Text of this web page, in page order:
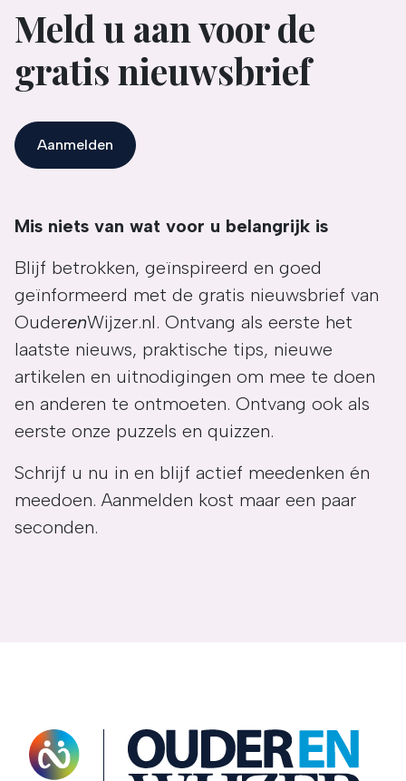
Meld u aan voor de
gratis nieuwsbrief
Aanmelden
Mis niets van wat voor u belangrijk is
Blijf betrokken, geïnspireerd en goed
geïnformeerd met de gratis nieuwsbrief van
OuderenWijzer.nl. Ontvang als eerste het
laatste nieuws, praktische tips, nieuwe
artikelen en uitnodigingen om mee te doen
en anderen te ontmoeten. Ontvang ook als
eerste onze puzzels en quizzen.
Schrijf u nu in en blijf actief meedenken én
meedoen. Aanmelden kost maar een paar
seconden.
OuderENwijzer